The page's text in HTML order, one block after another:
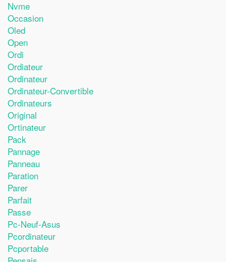
Nvme
Occasion
Oled
Open
Ordi
Ordiateur
Ordinateur
Ordinateur-Convertible
Ordinateurs
Original
Ortinateur
Pack
Pannage
Panneau
Paration
Parer
Parfait
Passe
Pc-Neuf-Asus
Pcordinateur
Pcportable